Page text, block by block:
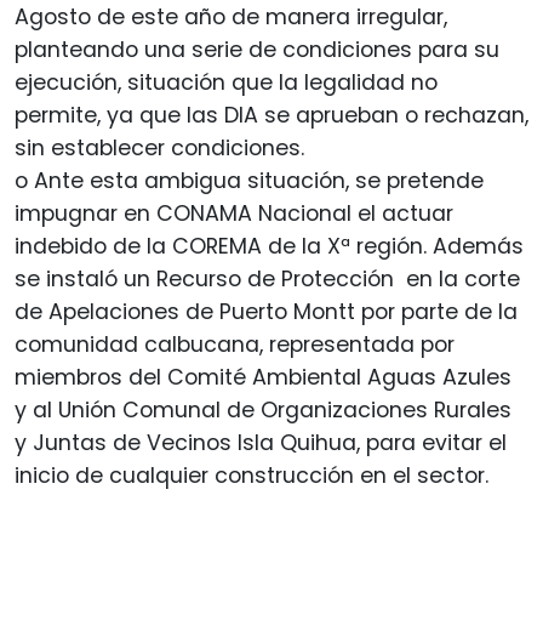
Agosto de este año de manera irregular,
planteando una serie de condiciones para su
ejecución, situación que la legalidad no
permite, ya que las DIA se aprueban o rechazan,
sin establecer condiciones.
o Ante esta ambigua situación, se pretende
impugnar en CONAMA Nacional el actuar
indebido de la COREMA de la Xª región. Además
se instaló un Recurso de Protección en la corte
de Apelaciones de Puerto Montt por parte de la
comunidad calbucana, representada por
miembros del Comité Ambiental Aguas Azules
y al Unión Comunal de Organizaciones Rurales
y Juntas de Vecinos Isla Quihua, para evitar el
inicio de cualquier construcción en el sector.